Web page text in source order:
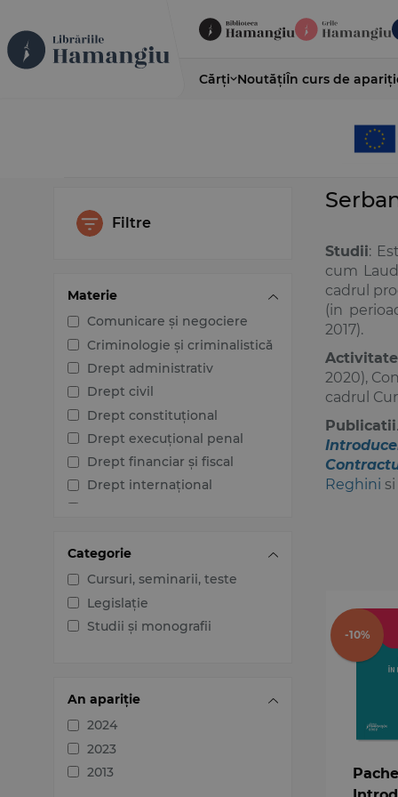
Cărți NoutățiÎn curs de
Filtre
Materie
Comunicare și negociere
Criminologie și criminalistică
Drept administrativ
Drept civil
Drept constituțional
Drept execuțional penal
Drept financiar și fiscal
Drept internațional
Drept procesual penal
Dreptul afacerilor
Dreptul familiei
Dreptul mediului
Dreptul noilor tehnologii
intelectuale
Dreptul Uniunii Europene
Jurisprudența instanțelor
Categorie
Cursuri, seminarii, teste
Legislație
Studii și monografii
An apariție
2024
2023
2013
Studii:
cum
cadrul
(in
2017).
2020),
cadrul
Publicatii
Reghini si
-10%